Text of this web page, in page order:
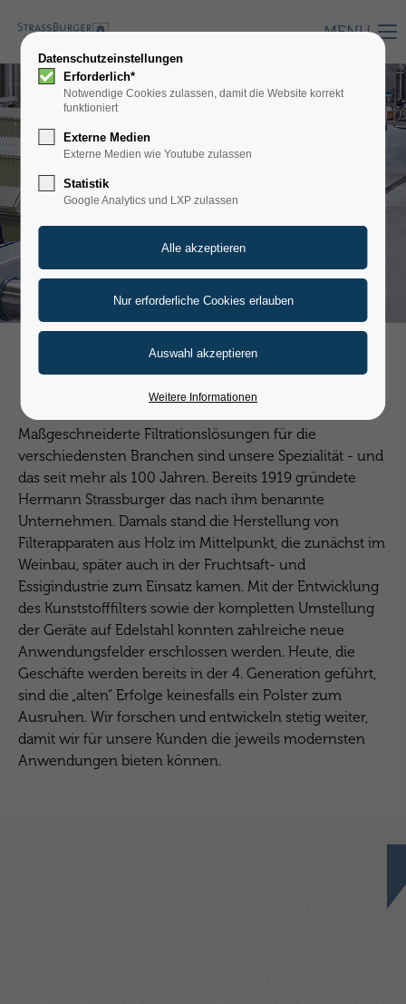
MENU
ÜBER UNS
Maßgeschneiderte Filtrationslösungen für die
verschiedensten Branchen sind unsere Spezialität - und
das seit mehr als 100 Jahren. Bereits 1919 gründete
Hermann Strassburger das nach ihm benannte
Unternehmen. Damals stand die Herstellung von
Filterapparaten aus Holz im Mittelpunkt, die zunächst im
Weinbau, später auch in der Fruchtsaft- und
Essigindustrie zum Einsatz kamen. Mit der Entwicklung
des Kunststofffilters sowie der kompletten Umstellung
der Geräte auf Edelstahl konnten zahlreiche neue
Anwendungsfelder erschlossen werden. Heute, die
Geschäfte werden bereits in der 4. Generation geführt,
sind die „alten” Erfolge keinesfalls ein Polster zum
Ausruhen. Wir forschen und entwickeln stetig weiter,
damit wir für unsere Kunden die jeweils modernsten
Anwendungen bieten können.
Datenschutzeinstellungen
Erforderlich*
Notwendige Cookies zulassen, damit die Website korrekt
funktioniert
Externe Medien
Externe Medien wie Youtube zulassen
Statistik
Google Analytics und LXP zulassen
Weitere Informationen